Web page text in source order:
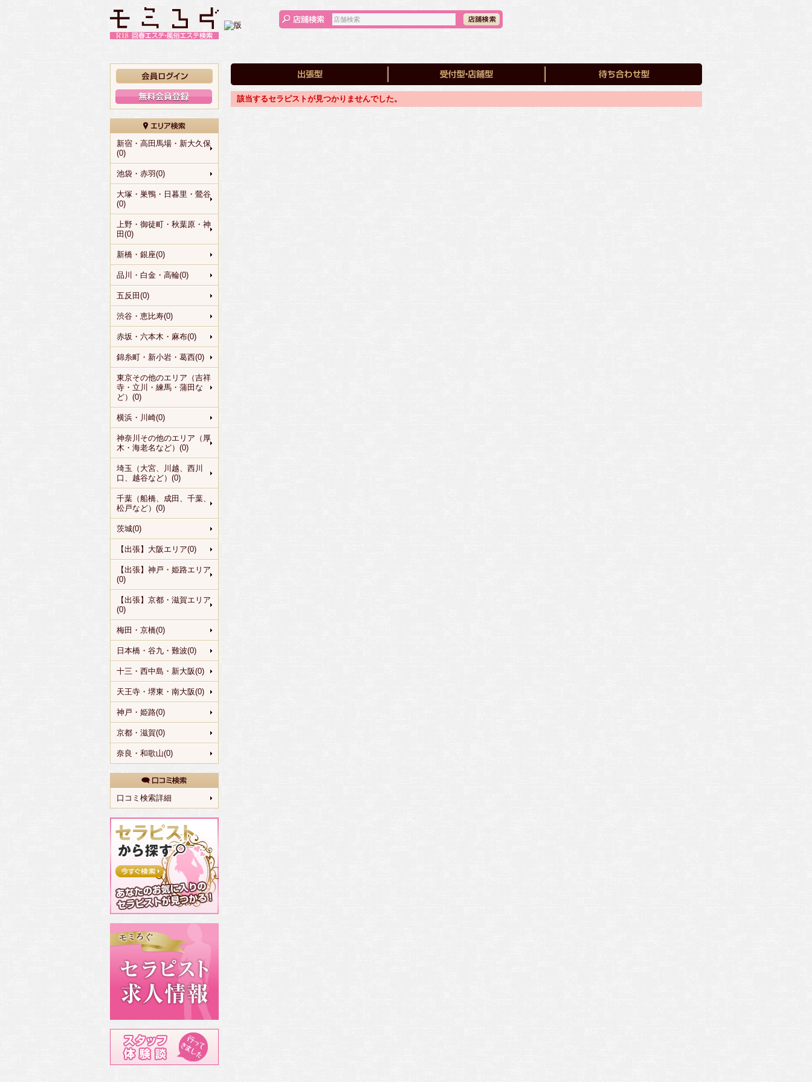
該当するセラピストが見つかりませんでした。
新宿・高田馬場・新大久保
(0)
池袋・赤羽(0)
大塚・巣鴨・日暮里・鶯谷
(0)
上野・御徒町・秋葉原・神
田(0)
新橋・銀座(0)
品川・白金・高輪(0)
五反田(0)
渋谷・恵比寿(0)
赤坂・六本木・麻布(0)
錦糸町・新小岩・葛西(0)
東京その他のエリア（吉祥
寺・立川・練馬・蒲田な
ど）(0)
横浜・川崎(0)
神奈川その他のエリア（厚
木・海老名など）(0)
埼玉（大宮、川越、西川
口、越谷など）(0)
千葉（船橋、成田、千葉、
松戸など）(0)
茨城(0)
【出張】大阪エリア(0)
【出張】神戸・姫路エリア
(0)
【出張】京都・滋賀エリア
(0)
梅田・京橋(0)
日本橋・谷九・難波(0)
十三・西中島・新大阪(0)
天王寺・堺東・南大阪(0)
神戸・姫路(0)
京都・滋賀(0)
奈良・和歌山(0)
口コミ検索詳細